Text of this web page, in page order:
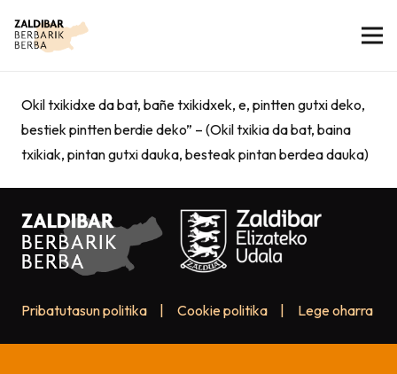
Okil txikidxe da bat, bañe txikidxek, e, pintten gutxi deko,
bestiek pintten berdie deko” – (Okil txikia da bat, baina
txikiak, pintan gutxi dauka, besteak pintan berdea dauka)
Pribatutasun politika Cookie politika Lege oharra